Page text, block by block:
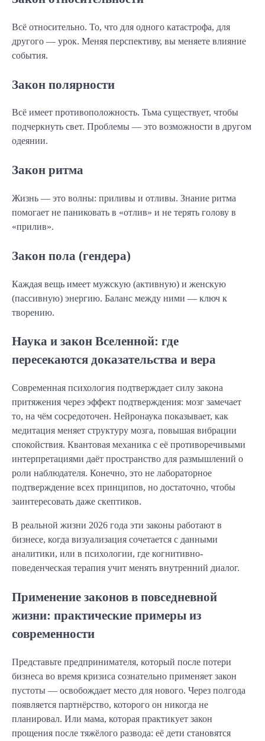
Всё относительно. То, что для одного катастрофа, для
другого — урок. Меняя перспективу, вы меняете влияние
события.
Закон полярности
Всё имеет противоположность. Тьма существует, чтобы
подчеркнуть свет. Проблемы — это возможности в другом
одеянии.
Закон ритма
Жизнь — это волны: приливы и отливы. Знание ритма
помогает не паниковать в «отлив» и не терять голову в
«прилив».
Закон пола (гендера)
Каждая вещь имеет мужскую (активную) и женскую
(пассивную) энергию. Баланс между ними — ключ к
творению.
Наука и закон Вселенной: где
пересекаются доказательства и вера
Современная психология подтверждает силу закона
притяжения через эффект подтверждения: мозг замечает
то, на чём сосредоточен. Нейронаука показывает, как
медитация меняет структуру мозга, повышая вибрации
спокойствия. Квантовая механика с её противоречивыми
интерпретациями даёт пространство для размышлений о
роли наблюдателя. Конечно, это не лабораторное
подтверждение всех принципов, но достаточно, чтобы
заинтересовать даже скептиков.
В реальной жизни 2026 года эти законы работают в
бизнесе, когда визуализация сочетается с данными
аналитики, или в психологии, где когнитивно-
поведенческая терапия учит менять внутренний диалог.
Применение законов в повседневной
жизни: практические примеры из
современности
Представьте предпринимателя, который после потери
бизнеса во время кризиса сознательно применяет закон
пустоты — освобождает место для нового. Через полгода
появляется партнёрство, которого он никогда не
планировал. Или мама, которая практикует закон
прощения после тяжёлого развода: её дети становятся